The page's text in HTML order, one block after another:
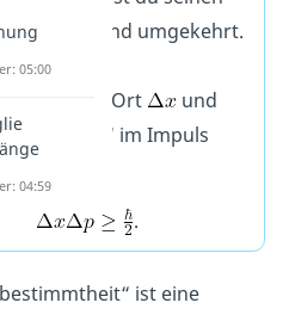
und umgekehrt.
der
im Ort
und
im Impuls
.
ist eine
05:00
04:59